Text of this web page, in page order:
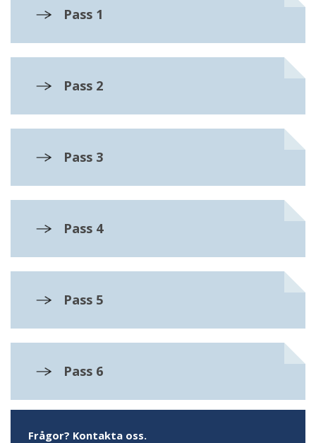
Pass 1
Pass 2
Pass 3
Pass 4
Pass 5
Pass 6
Frågor? Kontakta oss.